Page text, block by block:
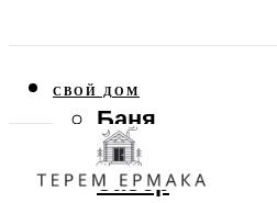
СВОЙ ДОМ
Баня
Веранда
Забор